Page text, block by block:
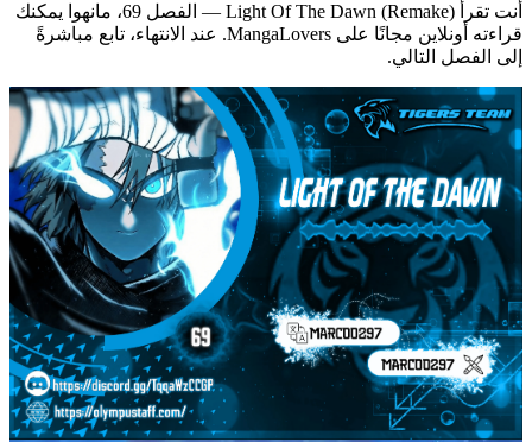
أنت تقرأ Light Of The Dawn (Remake) — الفصل 69، مانهوا يمكنك
قراءته أونلاين مجانًا على MangaLovers.
عند الانتهاء، تابع مباشرةً
إلى الفصل التالي.